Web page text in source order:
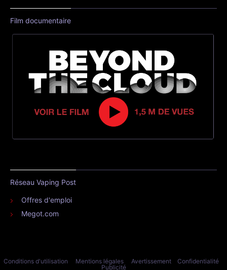
Film documentaire
Réseau Vaping Post
Offres d'emploi
Megot.com
Conditions d'utilisation Mentions légales Avertissement
Confidentialité
Publicité